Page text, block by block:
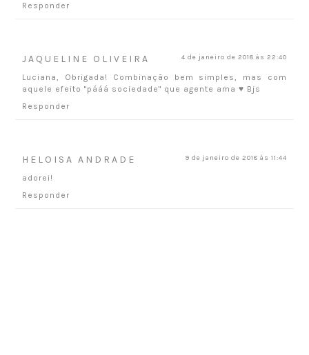
Responder
JAQUELINE OLIVEIRA 4 de janeiro de 2018 às 22:40
Luciana, Obrigada! Combinação bem simples, mas com
aquele efeito "pááá sociedade" que agente ama ♥ Bjs
Responder
HELOISA ANDRADE 9 de janeiro de 2018 às 11:44
adorei!
Responder